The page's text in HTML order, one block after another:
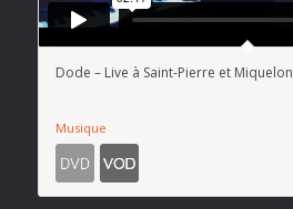
Dode – Live à Saint-Pierre et Miquelon
Musique